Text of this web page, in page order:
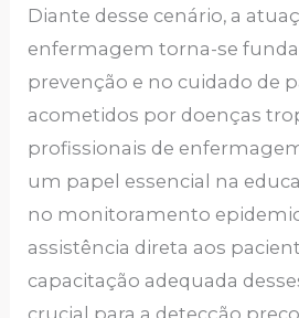
Diante desse cenário, a
enfermagem torna-se
prevenção e no cuidado de
acometidos por doenças
profissionais de
um papel essencial na
no monitoramento
assistência direta aos
capacitação adequada
crucial para a detecção